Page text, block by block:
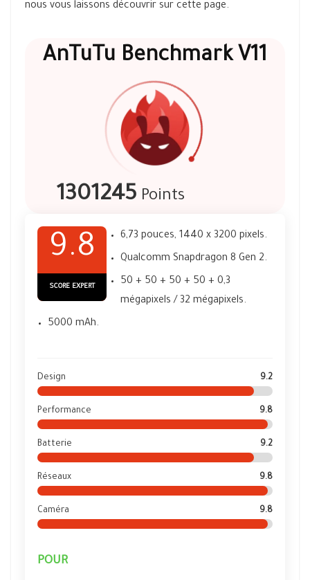
nous vous laissons découvrir sur cette page.
AnTuTu Benchmark V11
1301245 Points
9.8
SCORE EXPERT
6,73 pouces, 1440 x 3200 pixels.
Qualcomm Snapdragon 8 Gen 2.
50 + 50 + 50 + 50 + 0,3
mégapixels / 32 mégapixels.
5000 mAh.
Design 9.2
Performance 9.8
Batterie 9.2
Réseaux 9.8
Caméra 9.8
POUR